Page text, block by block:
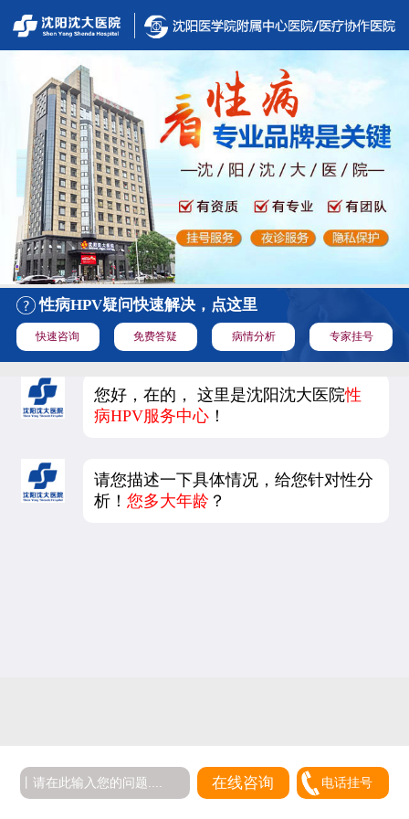
性病HPV疑问快速解决，点这里
快速咨询 免费答疑 病情分析 专家挂号
您好，在的， 这里是沈阳沈大医院性
病HPV服务中心 ！
请您描述一下具体情况，给您针对性分
析！您多大年龄 ？
在线咨询 电话挂号